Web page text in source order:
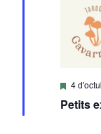
Petits
4